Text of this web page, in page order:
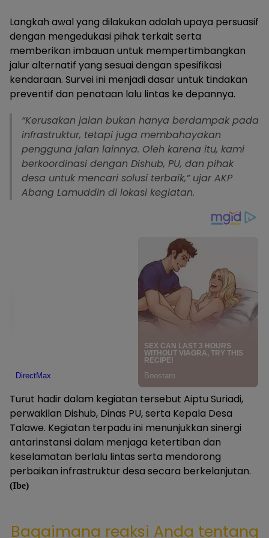
Langkah awal yang dilakukan adalah upaya persuasif
dengan mengedukasi pihak terkait serta
memberikan imbauan untuk mempertimbangkan
jalur alternatif yang sesuai dengan spesifikasi
kendaraan. Survei ini menjadi dasar untuk tindakan
preventif dan penataan lalu lintas ke depannya.
“Kerusakan jalan bukan hanya berdampak pada
infrastruktur, tetapi juga membahayakan
pengguna jalan lainnya. Oleh karena itu, kami
berkoordinasi dengan Dishub, PU, dan pihak
desa untuk mencari solusi terbaik,” ujar AKP
Abang Lamuddin di lokasi kegiatan.
Turut hadir dalam kegiatan tersebut Aiptu Suriadi,
perwakilan Dishub, Dinas PU, serta Kepala Desa
Talawe. Kegiatan terpadu ini menunjukkan sinergi
antarinstansi dalam menjaga ketertiban dan
keselamatan berlalu lintas serta mendorong
perbaikan infrastruktur desa secara berkelanjutan.
(Ibe)
Bagaimana reaksi Anda tentang